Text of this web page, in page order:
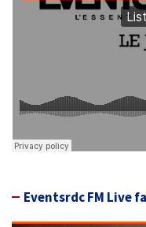
Eventsrdc FM Live